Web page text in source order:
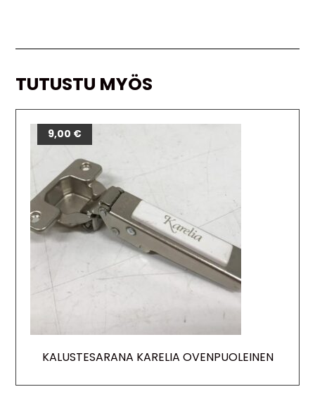
TUTUSTU MYÖS
KALUSTESARANA KARELIA OVENPUOLEINEN
9,00 €